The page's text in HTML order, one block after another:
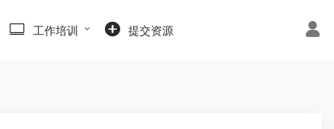
工作培训 提交资源